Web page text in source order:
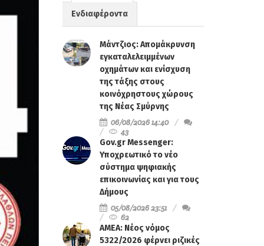
Ενδιαφέροντα
Μάντζιος: Απομάκρυνση
εγκαταλελειμμένων
οχημάτων και ενίσχυση
της τάξης στους
κοινόχρηστους χώρους
της Νέας Σμύρνης
06/08/2026 14:40
43
Gov.gr Messenger:
Υποχρεωτικό το νέο
σύστημα ψηφιακής
επικοινωνίας και για τους
Δήμους
05/08/2026 23:51
62
ΑΜΕΑ: Νέος νόμος
5322/2026 φέρνει ριζικές